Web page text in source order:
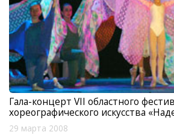
Гала-концерт VII областного
хореографического искусства
29 марта 2008